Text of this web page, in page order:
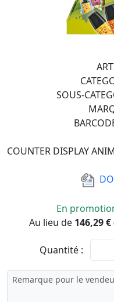
SOUS-
COUNTER DISPLAY
En
Au lieu de 146,29 €
Quantité :